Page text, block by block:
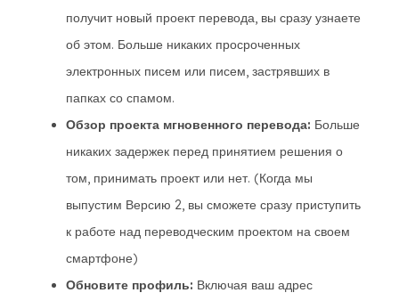
получит новый проект перевода, вы сразу узнаете
об этом. Больше никаких просроченных
электронных писем или писем, застрявших в
папках со спамом.
Обзор проекта мгновенного перевода: Больше
никаких задержек перед принятием решения о
том, принимать проект или нет. (Когда мы
выпустим Версию 2, вы сможете сразу приступить
к работе над переводческим проектом на своем
смартфоне)
Обновите профиль: Включая ваш адрес